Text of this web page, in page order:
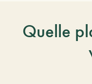
Quelle